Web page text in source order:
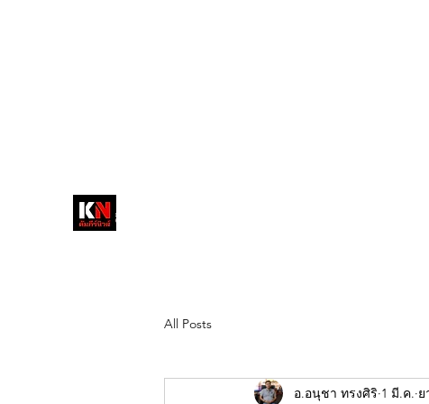
วส์
สื่อลึกวงการสงฆ์ เจาะตรงพระเครื่อง
All Posts
อ.อนุชา ทรงศิริ 1 มี.ค. ย